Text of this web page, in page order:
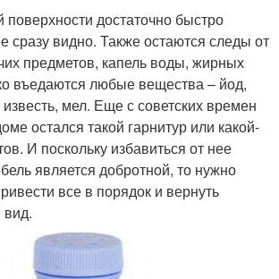
достаточно быстро
сразу видно. Также остаются следы от
предметов, капель воды, жирных
въедаются любые вещества – йод,
мел. Еще с советских времен
остался такой гарнитур или какой-
И поскольку избавиться от нее
является добротной, то нужно
все в порядок и вернуть